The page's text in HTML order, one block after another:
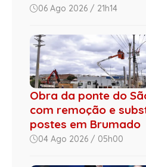
06 Ago 2026 / 21h14
Obra da ponte do
com remoção e
postes em Brumado
04 Ago 2026 / 05h00